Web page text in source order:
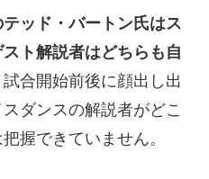
ッド・バートン氏はス
ト解説者はどちらも自
合開始前後に顔出し出
ダンスの解説者がどこ
握できていません。